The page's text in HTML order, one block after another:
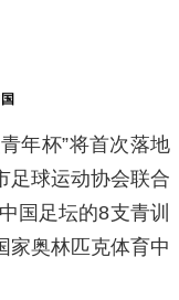
年杯”将首次落地
足球运动协会联合
国足坛的8支青训
家奥林匹克体育中